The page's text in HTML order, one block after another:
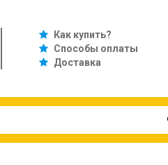
Как купить?
Способы оплаты
Доставка